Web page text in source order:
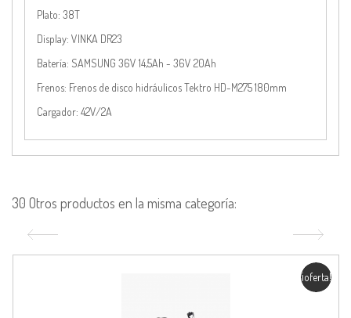
Plato: 38T
Display: VINKA DR23
Batería: SAMSUNG 36V 14,5Ah - 36V 20Ah
Frenos: Frenos de disco hidráulicos Tektro HD-M275 180mm
Cargador: 42V/2A
30 Otros productos en la misma categoría:
¡oferta!